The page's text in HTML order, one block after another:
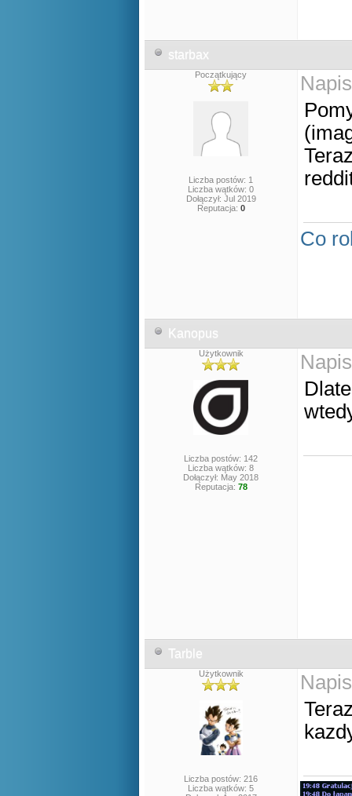
starbax
Początkujący
Liczba postów: 1
Liczba wątków: 0
Dołączył: Jul 2019
Reputacja: 0
Co
Kanopus
Użytkownik
Liczba postów: 142
Liczba wątków: 8
Dołączył: May 2018
Reputacja: 78
Tarble
Użytkownik
Liczba postów: 216
Liczba wątków: 5